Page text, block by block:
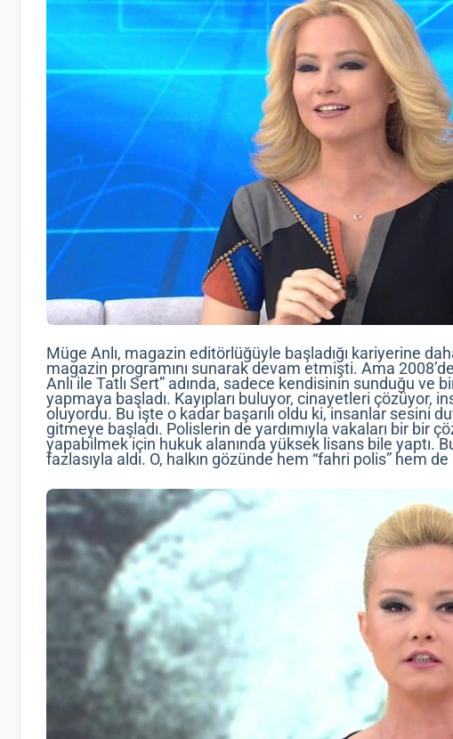
Müge Anlı, magazin editörlüğüyle başladığı kariyerine
magazin programını sunarak devam etmişti. Ama
Anlı ile Tatlı Sert” adında, sadece kendisinin sunduğu ve
yapmaya başladı. Kayıpları buluyor, cinayetleri çözüyor,
oluyordu. Bu işte o kadar başarılı oldu ki, insanlar sesini
gitmeye başladı. Polislerin de yardımıyla vakaları bir bir
yapabilmek için hukuk alanında yüksek lisans bile yaptı. Bu
fazlasıyla aldı. O, halkın gözünde hem “fahri polis” hem